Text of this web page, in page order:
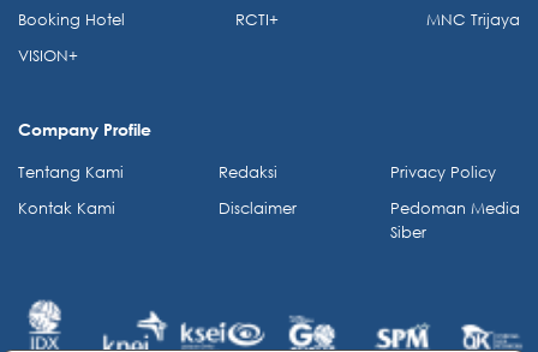
Booking Hotel
VISION+
RCTI+
MNC Trijaya
Company Profile
Tentang Kami
Kontak Kami
Redaksi
Disclaimer
Privacy Policy
Pedoman Media
Siber